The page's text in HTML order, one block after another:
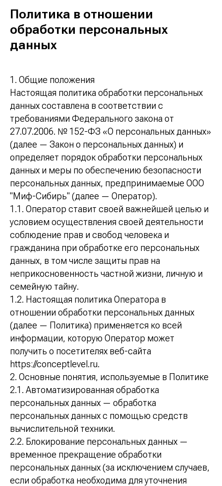
Политика в отношении
обработки персональных
данных
1. Общие положения
Настоящая политика обработки персональных
данных составлена в соответствии с
требованиями Федерального закона от
27.07.2006. № 152-ФЗ «О персональных данных»
(далее — Закон о персональных данных) и
определяет порядок обработки персональных
данных и меры по обеспечению безопасности
персональных данных, предпринимаемые ООО
"Миф-Сибирь" (далее — Оператор).
1.1. Оператор ставит своей важнейшей целью и
условием осуществления своей деятельности
соблюдение прав и свобод человека и
гражданина при обработке его персональных
данных, в том числе защиты прав на
неприкосновенность частной жизни, личную и
семейную тайну.
1.2. Настоящая политика Оператора в
отношении обработки персональных данных
(далее — Политика) применяется ко всей
информации, которую Оператор может
получить о посетителях веб-сайта
https://conceptlevel.ru.
2. Основные понятия, используемые в Политике
2.1. Автоматизированная обработка
персональных данных — обработка
персональных данных с помощью средств
вычислительной техники.
2.2. Блокирование персональных данных —
временное прекращение обработки
персональных данных (за исключением случаев,
если обработка необходима для уточнения